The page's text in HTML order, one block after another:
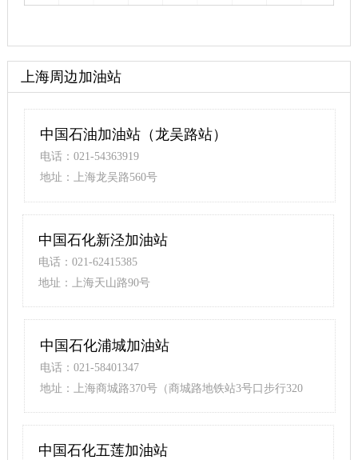
上海周边加油站
中国石油加油站（龙吴路站）
电话：021-54363919
地址：上海龙吴路560号
中国石化新泾加油站
电话：021-62415385
地址：上海天山路90号
中国石化浦城加油站
电话：021-58401347
地址：上海商城路370号（商城路地铁站3号口步行320
中国石化五莲加油站